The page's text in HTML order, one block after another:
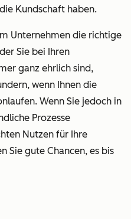
Kundschaft haben.
Unternehmen die richtige
Sie bei Ihren
ganz ehrlich sind,
wenn Ihnen die
Wenn Sie jedoch in
Prozesse
Nutzen für Ihre
Sie gute Chancen, es bis